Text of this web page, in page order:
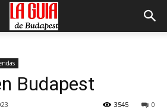
Budapest
0
3545